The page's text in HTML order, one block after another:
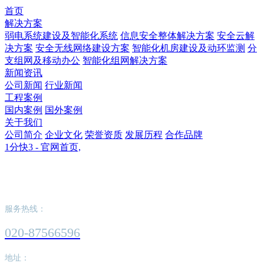
首页
解决方案
弱电系统建设及智能化系统 信息安全整体解决方案 安全云解
决方案 安全无线网络建设方案 智能化机房建设及动环监测 分
支组网及移动办公 智能化组网解决方案
新闻资讯
公司新闻 行业新闻
工程案例
国内案例 国外案例
关于我们
公司简介 企业文化 荣誉资质 发展历程 合作品牌
1分快3 - 官网首页,
服务热线：
020-87566596
地址：